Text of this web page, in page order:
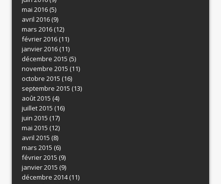
mai 2016(5)
avril 2016(9)
mars 2016(12)
février 2016(11)
janvier 2016(11)
décembre 2015 (5)
novembre 2015 (11)
octobre 2015 (16)
septembre 2015 (13)
août 2015 (4)
juillet 2015 (16)
juin 2015 (17)
mai 2015 (12)
avril 2015 (8)
mars 2015 (6)
février 2015 (9)
janvier 2015 (9)
décembre 2014(11)